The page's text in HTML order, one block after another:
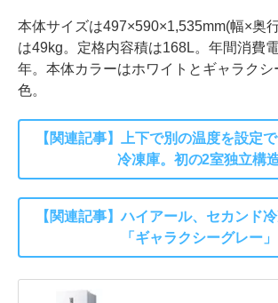
本体サイズは497×590×1,535mm(幅×奥
は49kg。定格内容積は168L。年間消費
年。本体カラーはホワイトとギャラクシ
色。
【関連記事】上下で別の温度を設定
冷凍庫。初の2室独立構
【関連記事】ハイアール、セカンド
「ギャラクシーグレー」